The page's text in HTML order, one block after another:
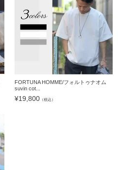
FORTUNA HOMME/フォルトゥナオム
suvin cot...
¥19,800（税込）